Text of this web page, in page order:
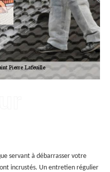
servant à débarrasser votre
incrustés. Un entretien régulier